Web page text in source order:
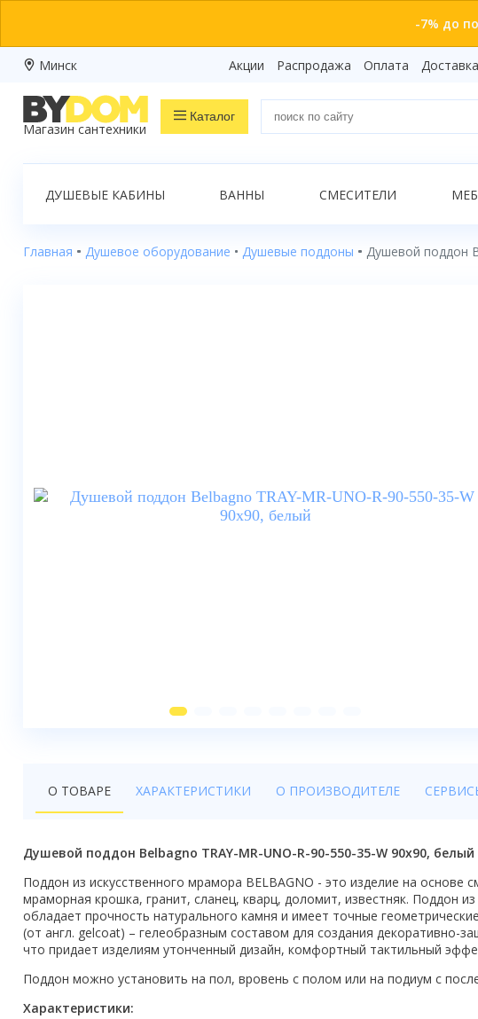
-7% до
Минск Акции Распродажа Оплата Доставка
Магазин сантехники
Каталог
Распродажа
Ванны
Смесители
Кухонные мойки
Трапы
Радиаторы отопления
Котлы отопления
ДУШЕВЫЕ КАБИНЫ ВАННЫ СМЕСИТЕЛИ
Главная Душевое оборудование Душевые поддоны Душевой поддон
О ТОВАРЕ ХАРАКТЕРИСТИКИ О ПРОИЗВОДИТЕЛЕ
Душевой поддон Belbagno TRAY-MR-UNO-R-90-550-35-W 90x90, белый
Поддон из искусственного мрамора BELBAGNO - это изделие на
мраморная крошка, гранит, сланец, кварц, доломит, известняк. Поддон
обладает прочность натурального камня и имеет точные
(от англ. gelcoat) – гелеобразным составом для создания декоративно-
что придает изделиям утонченный дизайн, комфортный тактильный
Поддон можно установить на пол, вровень с полом или на подиум с
Характеристики: